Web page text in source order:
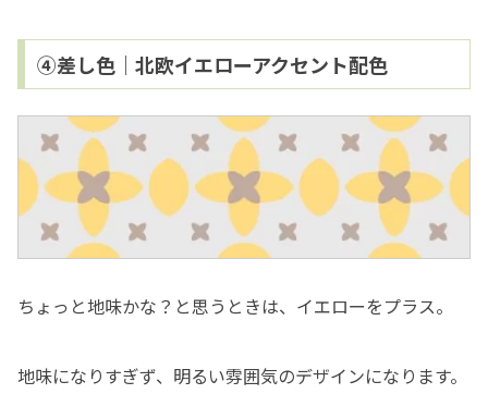
④差し色｜北欧イエローアクセント配色
ちょっと地味かな？と思うときは、イエローをプラス。
地味になりすぎず、明るい雰囲気のデザインになります。